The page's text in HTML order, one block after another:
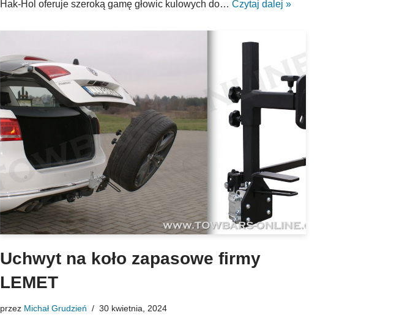
Hak-Hol oferuje szeroką gamę głowic kulowych do… Czytaj dalej »
Uchwyt na koło zapasowe firmy
LEMET
przez Michał Grudzień 30 kwietnia, 2024